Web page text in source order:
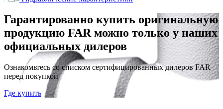
Гарантированно купить оригинальную
продукцию FAR можно только у наших
официальных дилеров
Ознакомьтесь со списком сертифицированных дилеров FAR
перед покупкой
Где купить